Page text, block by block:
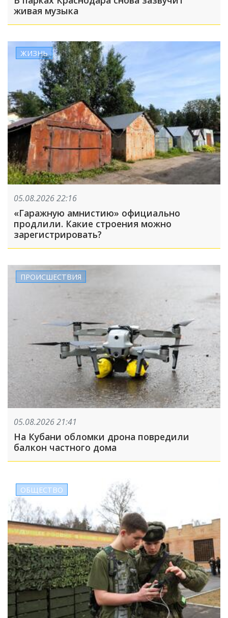
живая музыка
ЖИЗНЬ
05.08.2026 22:16
«Гаражную амнистию» официально
продлили. Какие строения можно
зарегистрировать?
ПРОИСШЕСТВИЯ
05.08.2026 21:41
На Кубани обломки дрона повредили
балкон частного дома
ОБЩЕСТВО